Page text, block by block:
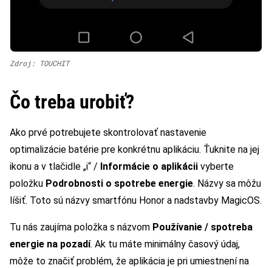
Zdroj: TOUCHIT
Čo treba urobiť?
Ako prvé potrebujete skontrolovať nastavenie
optimalizácie batérie pre konkrétnu aplikáciu. Ťuknite na jej
ikonu a v tlačidle „i“ / Informácie o aplikácii vyberte
položku Podrobnosti o spotrebe energie. Názvy sa môžu
líšiť. Toto sú názvy smartfónu Honor a nadstavby MagicOS.
Tu nás zaujíma položka s názvom Používanie / spotreba
energie na pozadí. Ak tu máte minimálny časový údaj,
môže to značiť problém, že aplikácia je pri umiestnení na